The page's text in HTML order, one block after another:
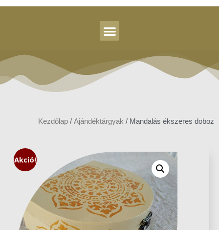
Kezdőlap / Ajándéktárgyak / Mandalás ékszeres doboz
Akció!